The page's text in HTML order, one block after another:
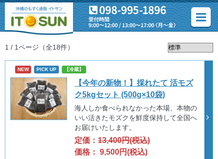
1 / 1ページ （全18件）
NEW PICK UP 【冷蔵】
【今年の新物！】採れたて 活モズ
ク5kgセット (500g×10袋)
海人しか食べられなかった本場、本物の
いい活きたモズクを鮮度保持して全国へ
お届けいたします。
定価：13,400円(税込)
価格： 9,500円(税込)